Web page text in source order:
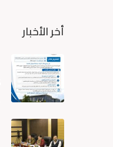
أخر الأخبار